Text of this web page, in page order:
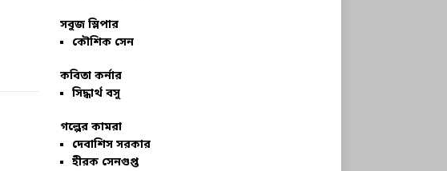
সবুজ স্লিপার
কৌশিক সেন
কবিতা কর্নার
সিদ্ধার্থ বসু
গল্পের কামরা
দেবাশিস সরকার
হীরক সেনগুপ্ত